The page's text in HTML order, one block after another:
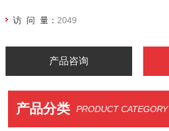
访 问 量： 2049
产品咨询
产品分类 PRODUCT CATEGORY